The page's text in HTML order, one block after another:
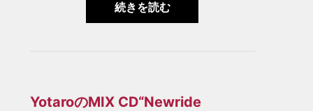
続きを読む
YotaroのMIX CD“Newride